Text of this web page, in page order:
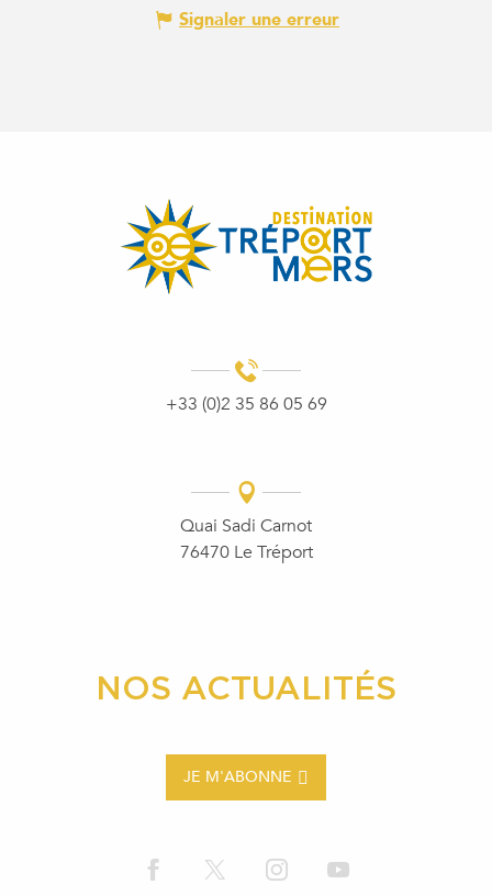
Signaler une erreur
+33 (0)2 35 86 05 69
Quai Sadi Carnot
76470 Le Tréport
NOS ACTUALITÉS
JE M'ABONNE